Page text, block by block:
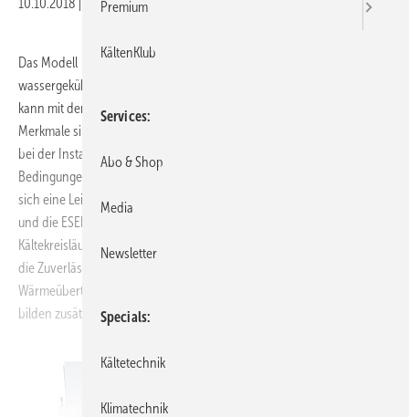
10.10.2018 Veröffentlicht in
Das Modell RTHF G ist eine Ergänzung der XStream-Palette an
wassergekühlten Wasserkühlmaschinen mit Schraubenverdichtern. Es
kann mit dem Kältemittel R 1234 ze betrieben werden. Weitere
Merkmale sind eine hohe saisonale Effizienz, ein geringer Platzbedarf
bei der Installation und eine stabile Teillaststeuerung unter allen
Bedingungen. Durch die Konfiguration mit zwei Kältekreisläufen ergibt
sich eine Leistung von bis zu 2 700 kW, der EER-Wert reicht bis zu 6,3
und die ESEER-Bewertung bis zu 9,5. Die Konfiguration mit zwei
Kältekreisläufen reduziert die Kältemittelmenge pro Kreis und erhöht
die Zuverlässigkeit. Das in Reihe geschaltete Gegenstrom-
Wärmeübertrager-Design sowie die variable Primärwassermenge
bilden zusätzliche Details.
Premium
KältenKlub
Services
Abo & Shop
Media
Newsletter
Specials
Kältetechnik
Klimatechnik